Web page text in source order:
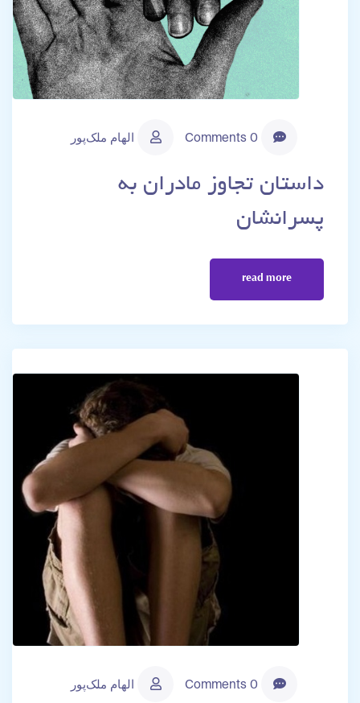
الهام ملک‌پور
داستان تجاوز مادران به
پسرانشان
read more
الهام ملک‌پور